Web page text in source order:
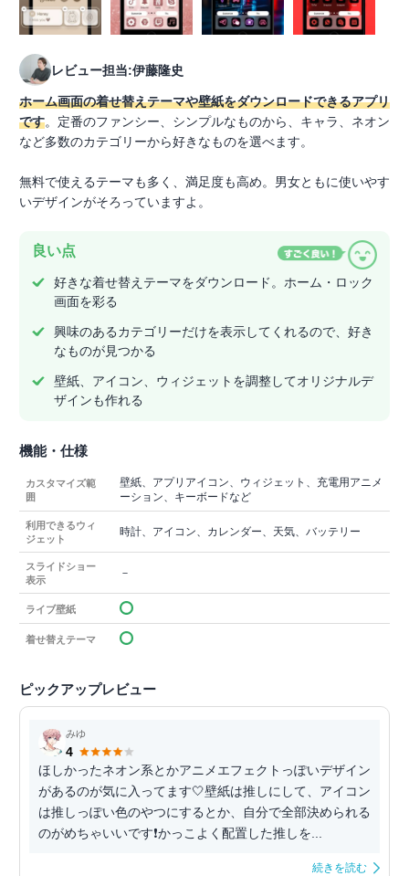
レビュー担当:伊藤隆史
ホーム画面の着せ替えテーマや壁紙をダウンロードできるアプリ
です。定番のファンシー、シンプルなものから、キャラ、ネオン
など多数のカテゴリーから好きなものを選べます。
無料で使えるテーマも多く、満足度も高め。男女ともに使いやす
いデザインがそろっていますよ。
良い点
好きな着せ替えテーマをダウンロード。ホーム・ロック
画面を彩る
興味のあるカテゴリーだけを表示してくれるので、好き
なものが見つかる
壁紙、アイコン、ウィジェットを調整してオリジナルデ
ザインも作れる
機能・仕様
カスタマイズ範
囲
壁紙、アプリアイコン、ウィジェット、充電用アニメ
ーション、キーボードなど
利用できるウィ
ジェット
時計、アイコン、カレンダー、天気、バッテリー
スライドショー
表示
－
ライブ壁紙
着せ替えテーマ
ピックアップレビュー
みゆ
4
ほしかったネオン系とかアニメエフェクトっぽいデザイン
があるのが気に入ってます🤍壁紙は推しにして、アイコン
は推しっぽい色のやつにするとか、自分で全部決められる
のがめちゃいいです❗かっこよく配置した推しを...
続きを読む